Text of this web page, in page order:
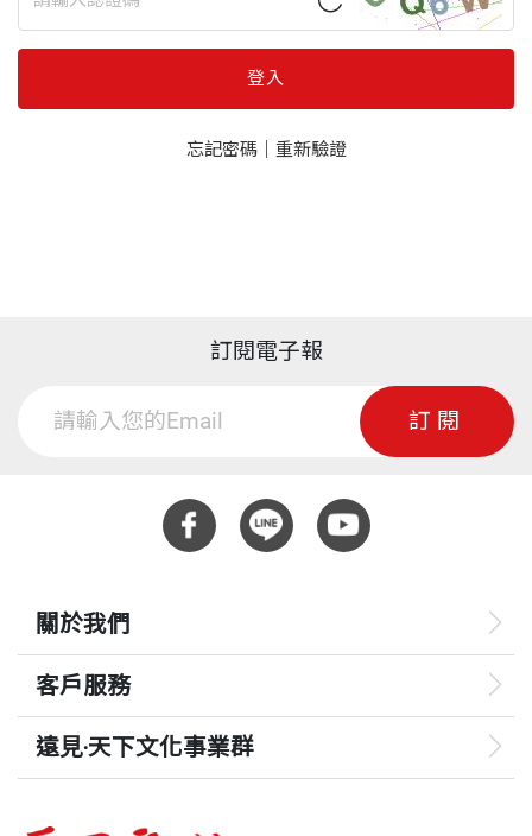
登入
忘記密碼｜ 重新驗證
訂閱電子報
訂閱
關於我們
客戶服務
遠見‧天下文化事業群